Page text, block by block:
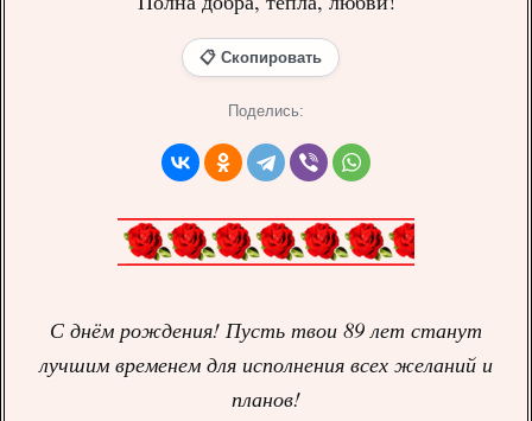
📋 Скопировать
Поделись:
С днём рождения! Пусть твои 89 лет станут
лучшим временем для исполнения всех желаний и
планов!